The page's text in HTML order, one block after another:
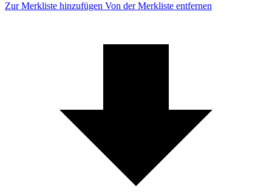
Zur Merkliste hinzufügen Von der Merkliste entfernen